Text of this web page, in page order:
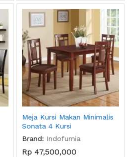
Meja Kursi Makan Minimalis
Sonata 4 Kursi
Brand: Indofurnia
Rp 47,500,000